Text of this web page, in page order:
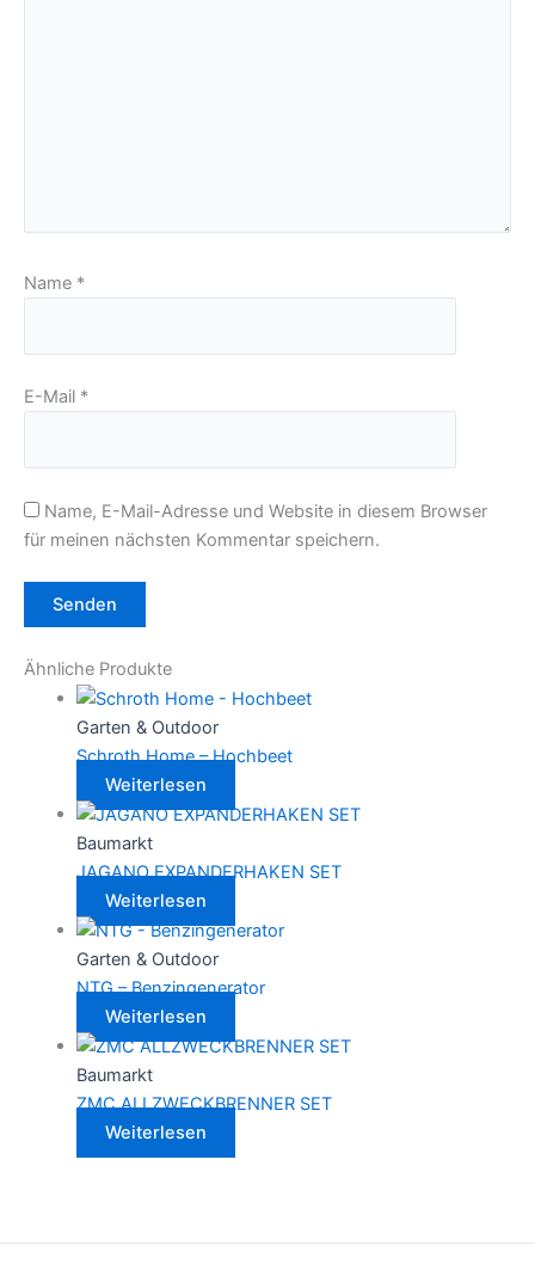
Name *
E-Mail *
Name, E-Mail-Adresse und Website in diesem Browser
für meinen nächsten Kommentar speichern.
Ähnliche Produkte
Garten & Outdoor
Schroth Home – Hochbeet
Weiterlesen
Baumarkt
JAGANO EXPANDERHAKEN SET
Weiterlesen
Garten & Outdoor
NTG – Benzingenerator
Weiterlesen
Baumarkt
ZMC ALLZWECKBRENNER SET
Weiterlesen